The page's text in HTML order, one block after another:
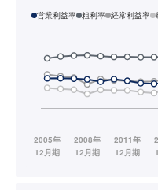
営業利益率 粗利率 経常利益率